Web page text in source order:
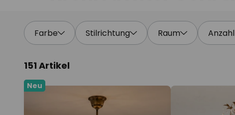
Farbe Stilrichtung Raum
151 Artikel
Neu